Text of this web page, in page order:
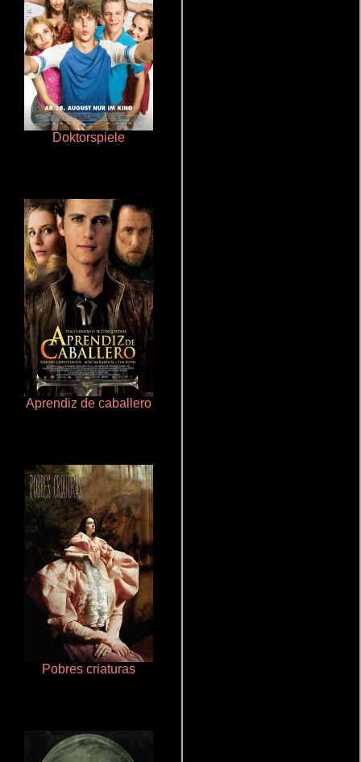
Doktorspiele
Aprendiz de caballero
Pobres criaturas